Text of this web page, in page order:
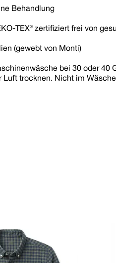
Behandlung
TEX® zertifiziert frei von
(gewebt von Monti)
bei 30 oder 40
Luft trocknen. Nicht im